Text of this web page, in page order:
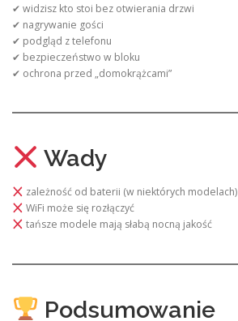
✔ widzisz kto stoi bez otwierania drzwi
✔ nagrywanie gości
✔ podgląd z telefonu
✔ bezpieczeństwo w bloku
✔ ochrona przed „domokrążcami”
Wady
zależność od baterii (w niektórych modelach)
WiFi może się rozłączyć
tańsze modele mają słabą nocną jakość
Podsumowanie